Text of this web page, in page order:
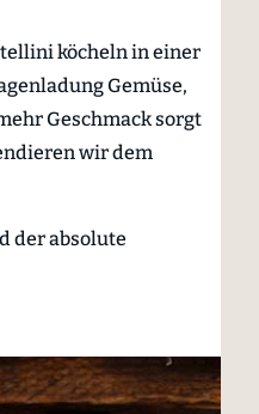
köcheln in einer
Gemüse,
Geschmack sorgt
wir dem
der absolute